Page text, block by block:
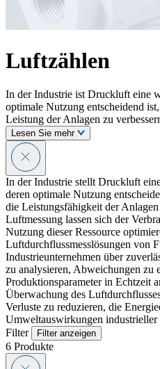
Luftzählen
In der Industrie ist Druckluft eine
optimale Nutzung entscheidend
Leistung der Anlagen zu
Lesen Sie mehr
In der Industrie stellt Druckluft
deren optimale Nutzung
die Leistungsfähigkeit der
Luftmessung lassen sich der
Nutzung dieser Ressource
Luftdurchflussmesslösungen von
Industrieunternehmen über
zu analysieren, Abweichungen zu
Produktionsparameter in Echtzeit
Überwachung des
Verluste zu reduzieren, die
Umweltauswirkungen industrieller
Filter
Filter anzeigen
6 Produkte